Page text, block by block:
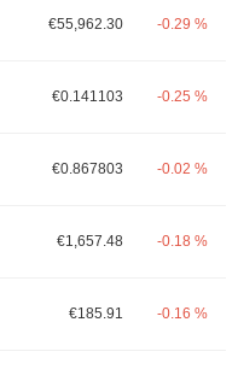
€55,962.30 -0.29 %
€0.141103 -0.25 %
€0.867803 -0.02 %
€1,657.48 -0.18 %
€185.91 -0.16 %